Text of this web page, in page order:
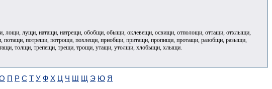
лущи, натащи, натрещи, обобщи, обыщи, оклевещи, освищи, отполощи, оттащи, отхлыщи,
потрещи, потрощи, похлещи, приобщи, притащи, пропищи, протащи, разобщи, разыщи,
толщи, трепещи, трещи, трощи, утащи, утолщи, хлобыщи, хлыщи.
П Р С Т У Ф Х Ц Ч Ш Щ Э Ю Я